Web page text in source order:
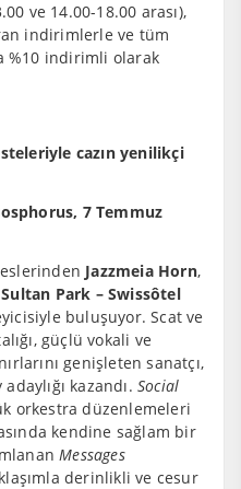
ve 14.00-18.00 arası),
indirimlerle ve tüm
%10 indirimli olarak
cazın yenilikçi
7 Temmuz
Jazzmeia Horn,
Park – Swissôtel
buluşuyor. Scat ve
güçlü vokali ve
genişleten sanatçı,
kazandı.Social
orkestra düzenlemeleri
kendine sağlam bir
Messages
derinlikli ve cesur